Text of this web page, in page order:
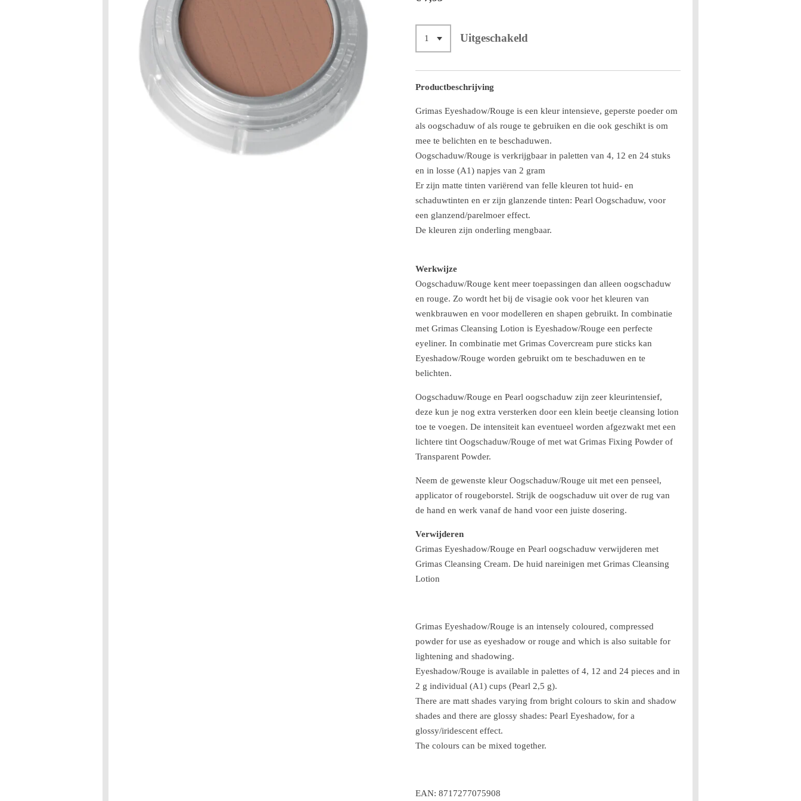
Uitgeschakeld
Productbeschrijving
Grimas Eyeshadow/Rouge is een kleur intensieve, geperste poeder om
als oogschaduw of als rouge te gebruiken en die ook geschikt is om
mee te belichten en te beschaduwen.
Oogschaduw/Rouge is verkrijgbaar in paletten van 4, 12 en 24 stuks
en in losse (A1) napjes van 2 gram
Er zijn matte tinten variërend van felle kleuren tot huid- en
schaduwtinten en er zijn glanzende tinten: Pearl Oogschaduw, voor
een glanzend/parelmoer effect.
De kleuren zijn onderling mengbaar.
Werkwijze
Oogschaduw/Rouge kent meer toepassingen dan alleen oogschaduw
en rouge. Zo wordt het bij de visagie ook voor het kleuren van
wenkbrauwen en voor modelleren en shapen gebruikt. In combinatie
met Grimas Cleansing Lotion is Eyeshadow/Rouge een perfecte
eyeliner. In combinatie met Grimas Covercream pure sticks kan
Eyeshadow/Rouge worden gebruikt om te beschaduwen en te
belichten.
Oogschaduw/Rouge en Pearl oogschaduw zijn zeer kleurintensief,
deze kun je nog extra versterken door een klein beetje cleansing lotion
toe te voegen. De intensiteit kan eventueel worden afgezwakt met een
lichtere tint Oogschaduw/Rouge of met wat Grimas Fixing Powder of
Transparent Powder.
Neem de gewenste kleur Oogschaduw/Rouge uit met een penseel,
applicator of rougeborstel. Strijk de oogschaduw uit over de rug van
de hand en werk vanaf de hand voor een juiste dosering.
Verwijderen
Grimas Eyeshadow/Rouge en Pearl oogschaduw verwijderen met
Grimas Cleansing Cream. De huid nareinigen met Grimas Cleansing
Lotion
Grimas Eyeshadow/Rouge is an intensely coloured, compressed
powder for use as eyeshadow or rouge and which is also suitable for
lightening and shadowing.
Eyeshadow/Rouge is available in palettes of 4, 12 and 24 pieces and in
2 g individual (A1) cups (Pearl 2,5 g).
There are matt shades varying from bright colours to skin and shadow
shades and there are glossy shades: Pearl Eyeshadow, for a
glossy/iridescent effect.
The colours can be mixed together.
EAN: 8717277075908